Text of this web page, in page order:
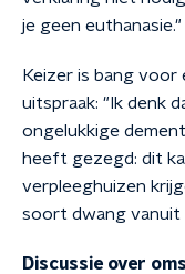
je geen euthanasie."
Keizer is bang
uitspraak: "Ik denk
ongelukkige
heeft gezegd: dit
verpleeghuizen
soort dwang vanuit
Discussie over